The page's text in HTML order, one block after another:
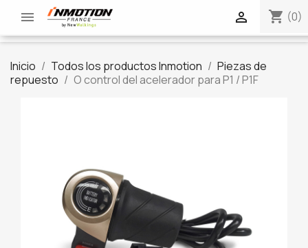
 shopping_cart (0)

Inicio Todos los productos Inmotion
Piezas de
repuesto
O control del acelerador para P1 / P1F